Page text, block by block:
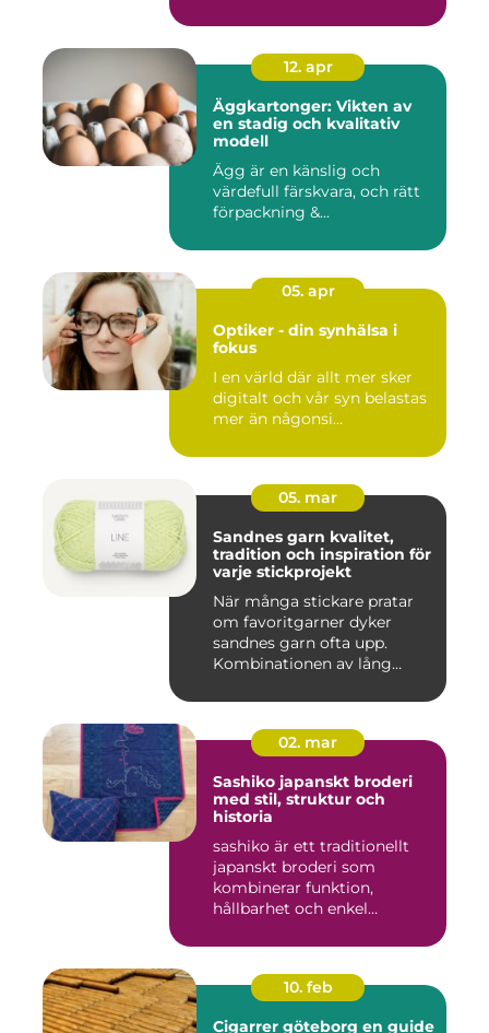
12. apr
Äggkartonger: Vikten av
en stadig och kvalitativ
modell
Ägg är en känslig och
värdefull färskvara, och rätt
förpackning &...
05. apr
Optiker - din synhälsa i
fokus
I en värld där allt mer sker
digitalt och vår syn belastas
mer än någonsi...
05. mar
Sandnes garn kvalitet,
tradition och inspiration för
varje stickprojekt
När många stickare pratar
om favoritgarner dyker
sandnes garn ofta upp.
Kombinationen av lång
02. mar
Sashiko japanskt broderi
med stil, struktur och
historia
sashiko är ett traditionellt
japanskt broderi som
kombinerar funktion,
hållbarhet och enkel
10. feb
Cigarrer göteborg en guide